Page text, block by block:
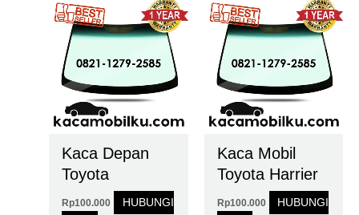
Kaca Depan
Toyota
Rp100.000
HUBUNGI
Kaca Mobil
Toyota Harrier
Rp100.000
HUBUNGI